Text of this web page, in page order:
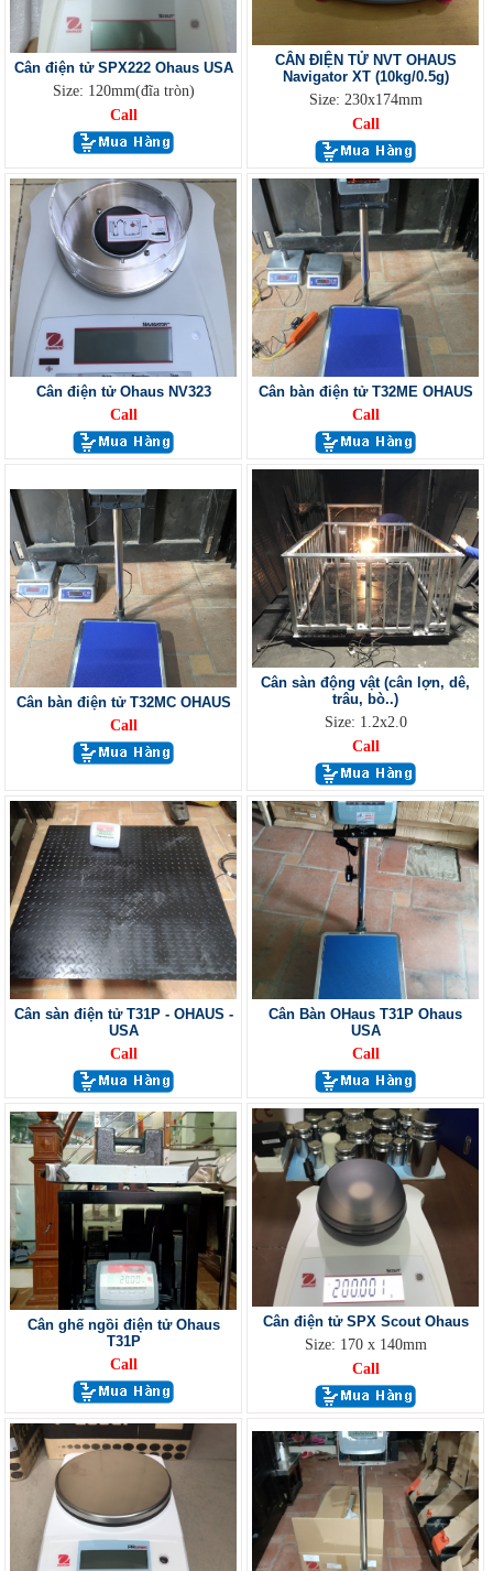
Cân điện tử SPX222 Ohaus USA
Size: 120mm(đĩa tròn)
Call
CÂN ĐIỆN TỬ NVT OHAUS
Navigator XT (10kg/0.5g)
Size: 230x174mm
Call
Cân điện tử Ohaus NV323
Call
Cân bàn điện tử T32ME OHAUS
Call
Cân bàn điện tử T32MC OHAUS
Call
Cân sàn động vật (cân lợn, dê,
trâu, bò..)
Size: 1.2x2.0
Call
Cân sàn điện tử T31P - OHAUS -
USA
Call
Cân Bàn OHaus T31P Ohaus
USA
Call
Cân ghế ngồi điện tử Ohaus
T31P
Call
Cân điện tử SPX Scout Ohaus
Size: 170 x 140mm
Call